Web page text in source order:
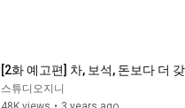
[2화 예고편] 차, 보석, 돈보다 더
스튜디오지니